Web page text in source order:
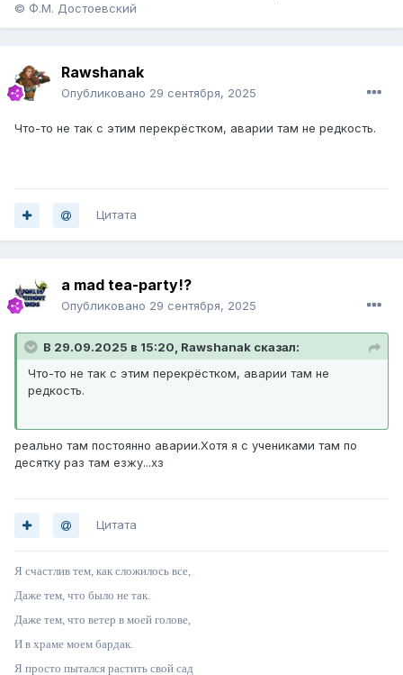
© Ф.М. Достоевский
Rawshanak
Опубликовано 29 сентября, 2025
Что-то не так с этим перекрёстком, аварии там не редкость.
Цитата
a mad tea-party!?
Опубликовано 29 сентября, 2025
В 29.09.2025 в 15:20, Rawshanak сказал:
Что-то не так с этим перекрёстком, аварии там не
редкость.
реально там постоянно аварии.Хотя я с учениками там по
десятку раз там езжу...хз
Цитата
Я счастлив тем, как сложилось все,
Даже тем, что было не так.
Даже тем, что ветер в моей голове,
И в храме моем бардак.
Я просто пытался растить свой сад